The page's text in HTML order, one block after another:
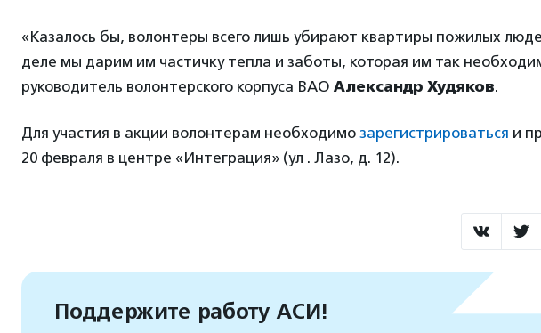
«Казалось бы, волонтеры всего лишь убирают квартиры пожилых
деле мы дарим им частичку тепла и заботы, которая им так
руководитель волонтерского корпуса ВАО Александр Худяков.
Для участия в акции волонтерам необходимо зарегистрироваться и
20 февраля в центре «Интеграция» (ул . Лазо, д. 12).
Поддержите работу АСИ!